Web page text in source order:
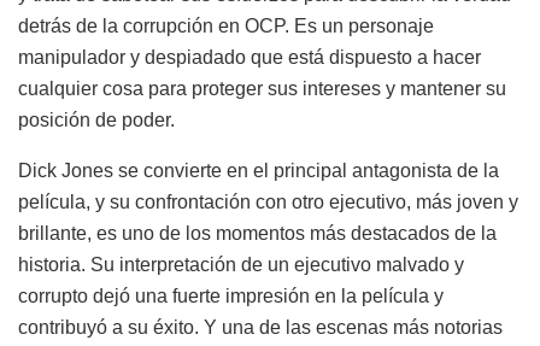
detrás de la corrupción en OCP. Es un personaje
manipulador y despiadado que está dispuesto a hacer
cualquier cosa para proteger sus intereses y mantener su
posición de poder.
Dick Jones se convierte en el principal antagonista de la
película, y su confrontación con otro ejecutivo, más joven y
brillante, es uno de los momentos más destacados de la
historia. Su interpretación de un ejecutivo malvado y
corrupto dejó una fuerte impresión en la película y
contribuyó a su éxito. Y una de las escenas más notorias